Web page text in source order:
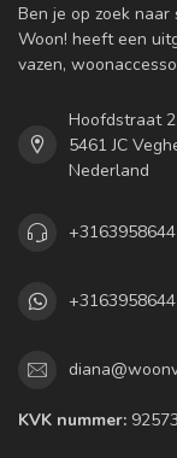
Ben je op zoek
Woon! heeft een
vazen,
Hoofdstraat
5461 JC
Nederland
KVK nummer: